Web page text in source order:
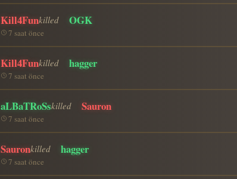
Kill4Funkilled OGK
7 saat önce
Kill4Funkilled hagger
7 saat önce
aLBaTRoSskilled Sauron
7 saat önce
Sauronkilled hagger
7 saat önce